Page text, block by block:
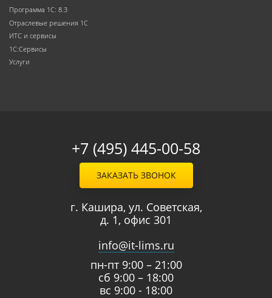
Программа 1С: 8.3
Отраслевые решения 1С
ИТС и сервисы
1С:Сервисы
Услуги
+7 (495) 445-00-58
ЗАКАЗАТЬ ЗВОНОК
г. Кашира, ул. Советская,
д. 1, офис 301
info@it-lims.ru
пн-пт 9:00 – 21:00
сб 9:00 – 18:00
вс 9:00 - 18:00